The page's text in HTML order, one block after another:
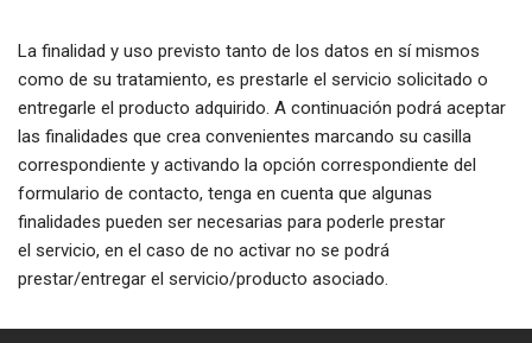
La finalidad y uso previsto tanto de los datos en sí mismos
como de su tratamiento, es prestarle el servicio solicitado o
entregarle el producto adquirido. A continuación podrá aceptar
las finalidades que crea convenientes marcando su casilla
correspondiente y activando la opción correspondiente del
formulario de contacto, tenga en cuenta que algunas
finalidades pueden ser necesarias para poderle prestar
el servicio, en el caso de no activar no se podrá
prestar/entregar el servicio/producto asociado.